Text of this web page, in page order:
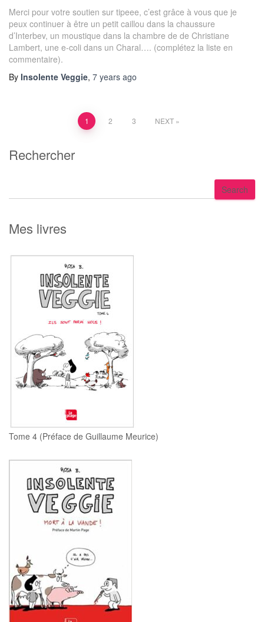
Merci pour votre soutien sur tipeee, c’est grâce à vous que je
peux continuer à être un petit caillou dans la chaussure
d’Interbev, un moustique dans la chambre de de Christiane
Lambert, une e-coli dans un Charal…. (complétez la liste en
commentaire).
By Insolente Veggie, 7 years ago
pagination
1 2 3 NEXT
Rechercher
e
c
Search
Mes livres
Tome 4 (Préface de Guillaume Meurice)